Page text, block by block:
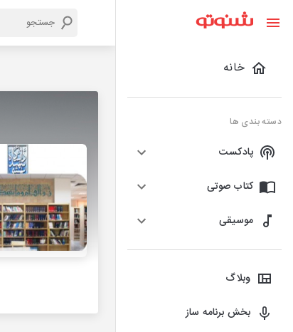
خانه
دسته بندی ها
پادکست
کتاب صوتی
موسیقی
وبلاگ
بخش برنامه ساز